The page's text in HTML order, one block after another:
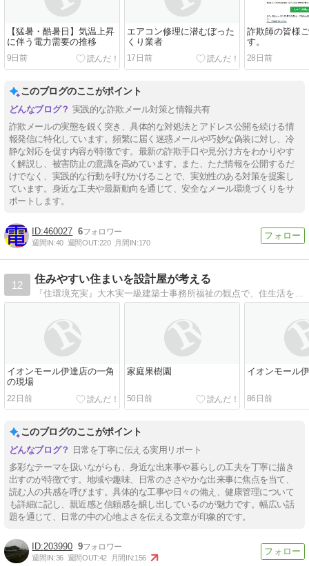
【猛暑・酷暑日】気温上昇
に伴う電力需要の推移
9日前
エアコン修理に潜むぼった
くり業者
17日前
詐欺師の皆様
す。
28日前
このブログのここがポイント
実践的な詐欺メール対策と情報共有
詐欺メールの実態を鋭く突き、具体的な対処法とアドレス公開を続ける情
報発信に特化しています。頻繁に届く迷惑メールや巧妙な偽装に対し、冷
静な対応を促す内容が特徴です。最新の詐欺手口や見分け方をわかりやす
く解説し、被害防止の意識を高めています。また、ただ情報を公開するだ
けでなく、実践的な行動を呼びかけることで、実効性のある対策を提案し
ています。身近な工夫や最新動向を通じて、安全なメール環境づくりをサ
ポートします。
460027 6
週間IN:40 週間OUT:220 月間IN:170
12
住みやすい住まいを設計屋が考える
イオンモール伊達店の一角
の現場
22日前
家庭果樹園
50日前
イオンモール
86日前
このブログのここがポイント
日常を丁寧に伝える実用リポート
多彩なテーマを扱いながらも、身近な出来事や暮らしの工夫を丁寧に描き
出すのが特徴です。地域や趣味、日常のささやかな出来事に焦点を当て、
読む人の共感を呼びます。具体的な工事や日々の備え、健康管理について
も詳細に記し、親近感と信頼感を醸し出しているのが魅力です。幅広い話
題を通じて、日常の中の心地よさを伝える文章が印象的です。
203990 9
週間IN:36 週間OUT:42 月間IN:156